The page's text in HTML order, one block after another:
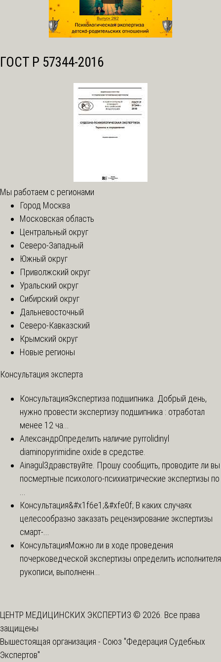
ГОСТ Р 57344-2016
Мы работаем с регионами
Город Москва
Московская область
Центральный округ
Северо-Западный
Южный округ
Приволжский округ
Уральский округ
Сибирский округ
Дальневосточный
Северо-Кавказский
Крымский округ
Новые регионы
Консультация эксперта
КонсультацияЭкспертиза подшипника. Добрый день,
нужно провести экспертизу подшипника : отработал
менее 12 ча...
АлександрОпределить наличие pyrrolidinyl
diaminopyrimidine oxide в средстве.
Ainagul Здравствуйте. Прошу сообщить, проводите ли вы
посмертные психолого-психиатрические экспертизы по
...
Консультация&#x1f6e1;&#xfe0f; В каких случаях
целесообразно заказать рецензирование экспертизы
смарт-...
КонсультацияМожно ли в ходе проведения
почерковедческой экспертизы определить исполнителя
рукописи, выполненн...
ЦЕНТР МЕДИЦИНСКИХ ЭКСПЕРТИЗ © 2026. Все права
защищены
Вышестоящая организация - Союз "Федерация Судебных
Экспертов"